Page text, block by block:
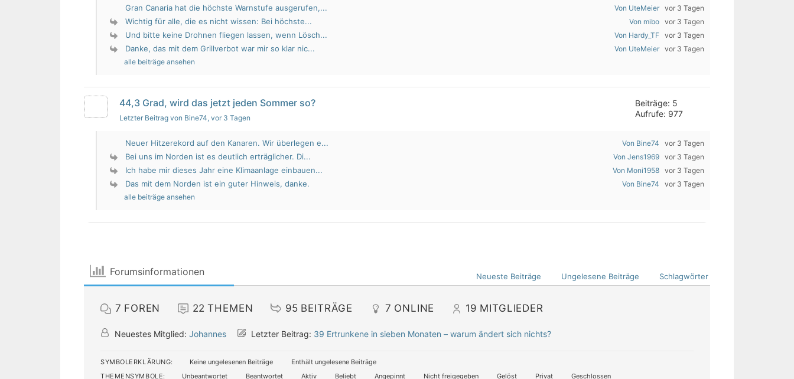
Gran Canaria hat die höchste Warnstufe ausgerufen,... Von UteMeier vor 3 Tagen
Wichtig für alle, die es nicht wissen: Bei höchste... Von mibo vor 3 Tagen
Und bitte keine Drohnen fliegen lassen, wenn Lösch... Von Hardy_TF vor 3 Tagen
Danke, das mit dem Grillverbot war mir so klar nic... Von UteMeier vor 3 Tagen
alle beiträge ansehen
44,3 Grad, wird das jetzt jeden Sommer so?
Letzter Beitrag von Bine74, vor 3 Tagen
Beiträge: 5
Aufrufe: 977
Neuer Hitzerekord auf den Kanaren. Wir überlegen e... Von Bine74 vor 3 Tagen
Bei uns im Norden ist es deutlich erträglicher. Di... Von Jens1969 vor 3 Tagen
Ich habe mir dieses Jahr eine Klimaanlage einbauen... Von Moni1958 vor 3 Tagen
Das mit dem Norden ist ein guter Hinweis, danke. Von Bine74 vor 3 Tagen
alle beiträge ansehen
Forumsinformationen Neueste Beiträge Ungelesene Beiträge Schlagwörter
7 FOREN 22 THEMEN 95 BEITRÄGE 7 ONLINE 19 MITGLIEDER
Neuestes Mitglied: Johannes Letzter Beitrag: 39 Ertrunkene in sieben Monaten – warum ändert sich nichts?
SYMBOLERKLÄRUNG: Keine ungelesenen Beiträge
Enthält ungelesene Beiträge
THEMENSYMBOLE:
Unbeantwortet Beantwortet Aktiv Beliebt Angepinnt Nicht freigegeben Gelöst Privat Geschlossen